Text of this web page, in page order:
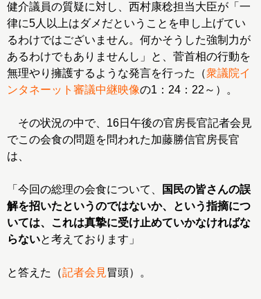
健介議員の質疑に対し、西村康稔担当大臣が「一
律に5人以上はダメだということを申し上げてい
るわけではございません。何かそうした強制力が
あるわけでもありませんし」と、菅首相の行動を
無理やり擁護するような発言を行った（衆議院イ
ンタネーット審議中継映像の1：24：22～）。
その状況の中で、16日午後の官房長官記者会見
でこの会食の問題を問われた加藤勝信官房長官
は、
「今回の総理の会食について、
国民の皆さんの誤
解を招いたというのではないか、という指摘につ
いては、これは真摯に受け止めていかなければな
らないと考えております」
と答えた（記者会見冒頭）。